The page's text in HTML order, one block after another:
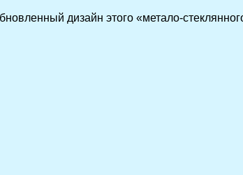
дизайн этого «метало-